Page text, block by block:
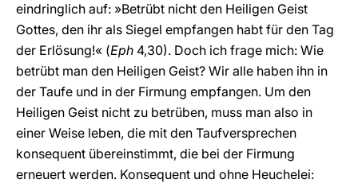
eindringlich auf: »Betrübt nicht den Heiligen Geist
Gottes, den ihr als Siegel empfangen habt für den Tag
der Erlösung!« (Eph 4,30). Doch ich frage mich: Wie
betrübt man den Heiligen Geist? Wir alle haben ihn in
der Taufe und in der Firmung empfangen. Um den
Heiligen Geist nicht zu betrüben, muss man also in
einer Weise leben, die mit den Taufversprechen
konsequent übereinstimmt, die bei der Firmung
erneuert werden. Konsequent und ohne Heuchelei: